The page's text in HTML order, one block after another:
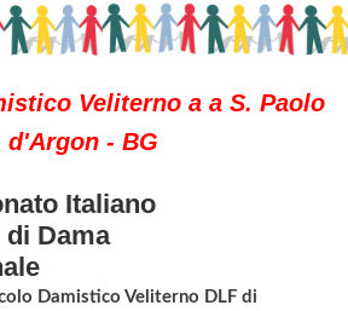
Veliterno a a S. Paolo
d'Argon - BG
Italiano
Dama
Damistico Veliterno DLF di